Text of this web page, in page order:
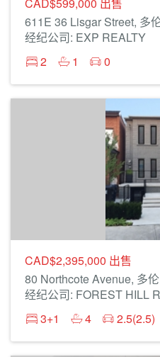
611E 36 Lisgar Street, 多
经纪公司: EXP REALTY
2
1 0
CAD$2,395,000 出售
80 Northcote Avenue, 多
经纪公司: FOREST HILL
3+1
4 2.5(2.5)